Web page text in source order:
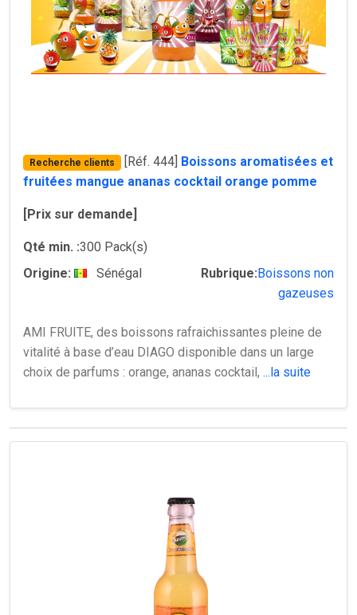
Recherche clients [Réf. 444] Boissons aromatisées et
fruitées mangue ananas cocktail orange pomme
[Prix sur demande]
Qté min. :300 Pack(s)
Origine:
Sénégal Rubrique: Boissons non
gazeuses
AMI FRUITE, des boissons rafraichissantes pleine de
vitalité à base d’eau DIAGO disponible dans un large
choix de parfums : orange, ananas cocktail, ...la suite